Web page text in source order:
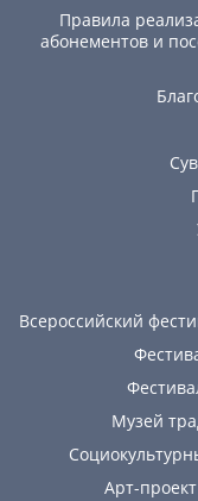
Правила
абонементов и
Всероссийский
Музей
Арт-